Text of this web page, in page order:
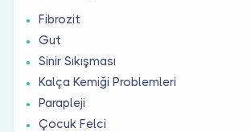
Fibrozit
Gut
Sinir Sıkışması
Kalça Kemiği Problemleri
Parapleji
Çocuk Felci